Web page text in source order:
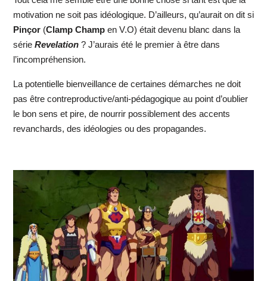
motivation ne soit pas idéologique. D’ailleurs, qu’aurait on dit si
Pinçor(Clamp Champen V.O) était devenu blanc dans la
série Revelation? J’aurais été le premier à être dans
l’incompréhension.
La potentielle bienveillance de certaines démarches ne doit
pas être contreproductive/anti-pédagogique au point d’oublier
le bon sens et pire, de nourrir possiblement des accents
revanchards, des idéologies ou des propagandes.